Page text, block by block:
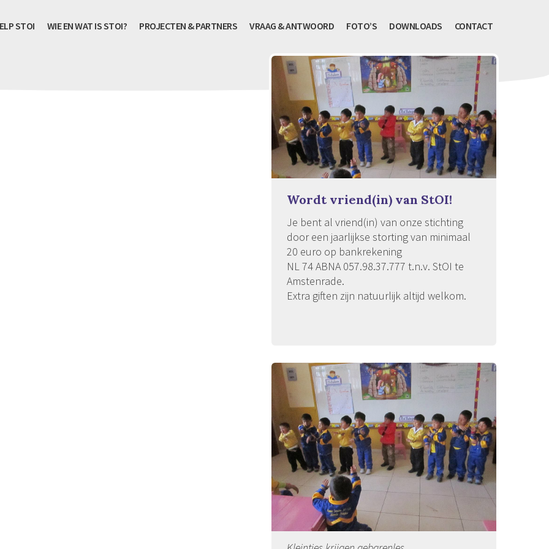
STOI WIE EN WAT IS STOI? PROJECTEN & PARTNERS VRAAG & ANTWOORD FOTO’S DOWNLOADS CONTACT
Wordt vriend(in) van StOI!
Je bent al vriend(in) van onze stichting
door een jaarlijkse storting van minimaal
20 euro op bankrekening
NL 74 ABNA 057.98.37.777 t.n.v. StOI te
Amstenrade.
Extra giften zijn natuurlijk altijd welkom.